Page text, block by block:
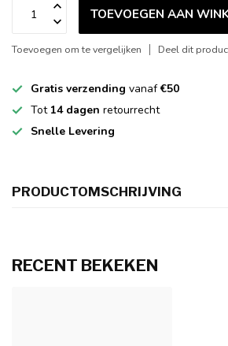
TOEVOEGEN AAN
Toevoegen om te vergelijken Deel dit
Gratis verzending vanaf€50
Tot 14 dagen retourrecht
Snelle Levering
PRODUCTOMSCHRIJVING
RECENT BEKEKEN